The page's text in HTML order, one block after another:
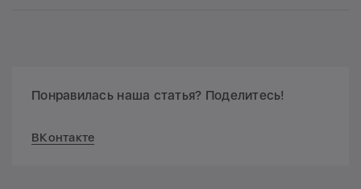
Понравилась наша статья? Поделитесь!
ВКонтакте